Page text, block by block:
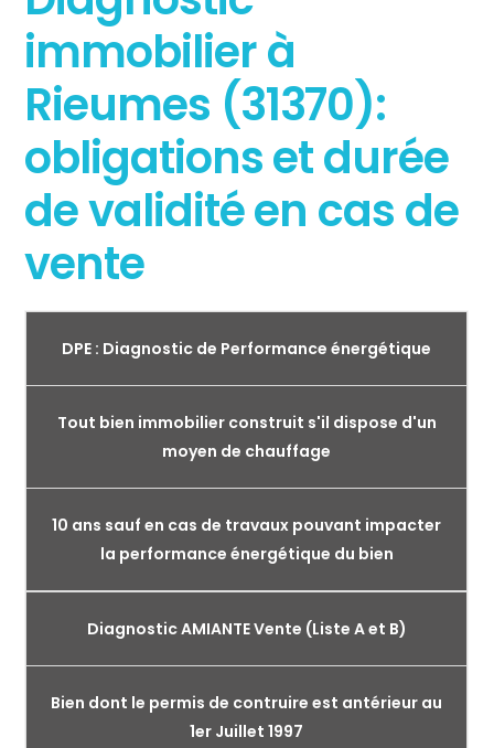
immobilier à
Rieumes (31370):
obligations et durée
de validité en cas de
vente
DPE : Diagnostic de Performance énergétique
Tout bien immobilier construit s'il dispose d'un
moyen de chauffage
10 ans sauf en cas de travaux pouvant impacter
la performance énergétique du bien
Diagnostic AMIANTE Vente (Liste A et B)
Bien dont le permis de contruire est antérieur au
1er Juillet 1997